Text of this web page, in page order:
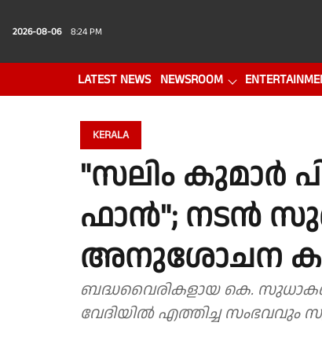
2026-08-06 8:24 PM
LATEST NEWS NEWSROOM
KERALA
"സലിം കുമാർ
ഫാൻ"; നടൻ
അനുശോചന
ബദ്ധവൈരികളായ കെ.
വേദിയിൽ എത്തിച്ച